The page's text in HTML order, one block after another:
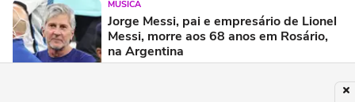
MÚSICA
Jorge Messi, pai e empresário de Lionel
Messi, morre aos 68 anos em Rosário,
na Argentina